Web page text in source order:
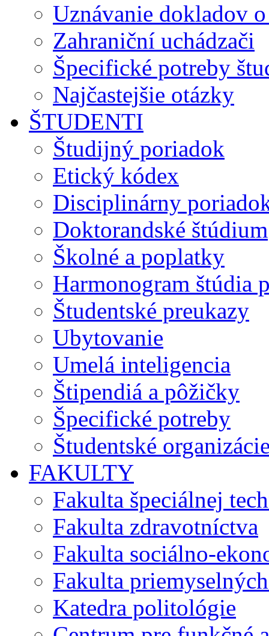
Uznávanie dokladov
Zahraniční uchádzači
Špecifické potreby
Najčastejšie otázky
ŠTUDENTI
Študijný poriadok
Etický kódex
Disciplinárny
Doktorandské štúdium
Školné a poplatky
Harmonogram štúdia
Študentské preukazy
Ubytovanie
Umelá inteligencia
Štipendiá a pôžičky
Špecifické potreby
Študentské
FAKULTY
Fakulta špeciálnej
Fakulta zdravotníctva
Fakulta sociálno-
Fakulta
Katedra politológie